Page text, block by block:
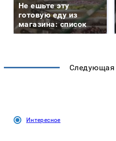
Не ешьте эту
готовую еду из
магазина: список
Следующая
Интересное